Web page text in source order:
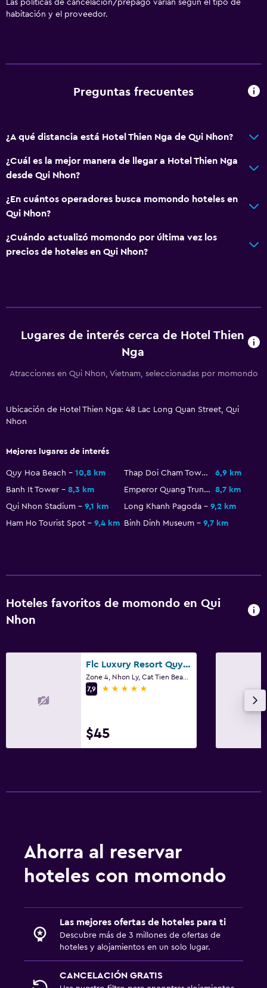
Las políticas de cancelación/prepago varían según el tipo de
habitación y el proveedor.
Preguntas frecuentes
¿A qué distancia está Hotel Thien Nga de Qui Nhon?
¿Cuál es la mejor manera de llegar a Hotel Thien Nga
desde Qui Nhon?
¿En cuántos operadores busca momondo hoteles en
Qui Nhon?
¿Cuándo actualizó momondo por última vez los
precios de hoteles en Qui Nhon?
Lugares de interés cerca de Hotel Thien
Nga
Atracciones en Qui Nhon, Vietnam, seleccionadas por momondo
Ubicación de Hotel Thien Nga: 48 Lac Long Quan Street, Qui
Nhon
Mejores lugares de interés
Quy Hoa Beach 10,8 km Thap Doi Cham Towers
6,9 km
Banh It Tower
8,3 km Emperor Quang Trung Monument
8,7 km
Qui Nhon Stadium
9,1 km Long Khanh Pagoda
9,2 km
Ham Ho Tourist Spot
9,4 km Binh Dinh Museum 9,7 km
Hoteles favoritos de momondo en Qui
Nhon
Flc Luxury Resort Quy Nhon
7,9
5 estrellas
$45
Ahorra al reservar
hoteles con momondo
Las mejores ofertas de hoteles para ti
Descubre más de 3 millones de ofertas de
hoteles y alojamientos en un solo lugar.
CANCELACIÓN GRATIS